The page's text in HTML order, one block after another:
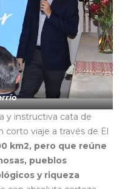
y instructiva cata de
corto viaje a través de El
km2, pero que reúne
pueblos
y riqueza